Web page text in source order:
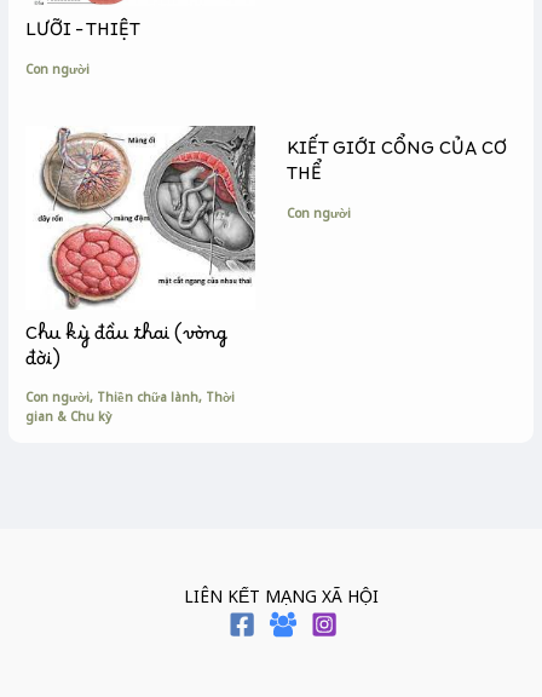
LƯỠI – THIỆT
Con người
Chu kỳ đầu thai (vòng
đời)
Con người, Thiền chữa lành, Thời
gian & Chu kỳ
KIẾT GIỚI CỔNG CỦA CƠ
THỂ
Con người
LIÊN KẾT MẠNG XÃ HỘI